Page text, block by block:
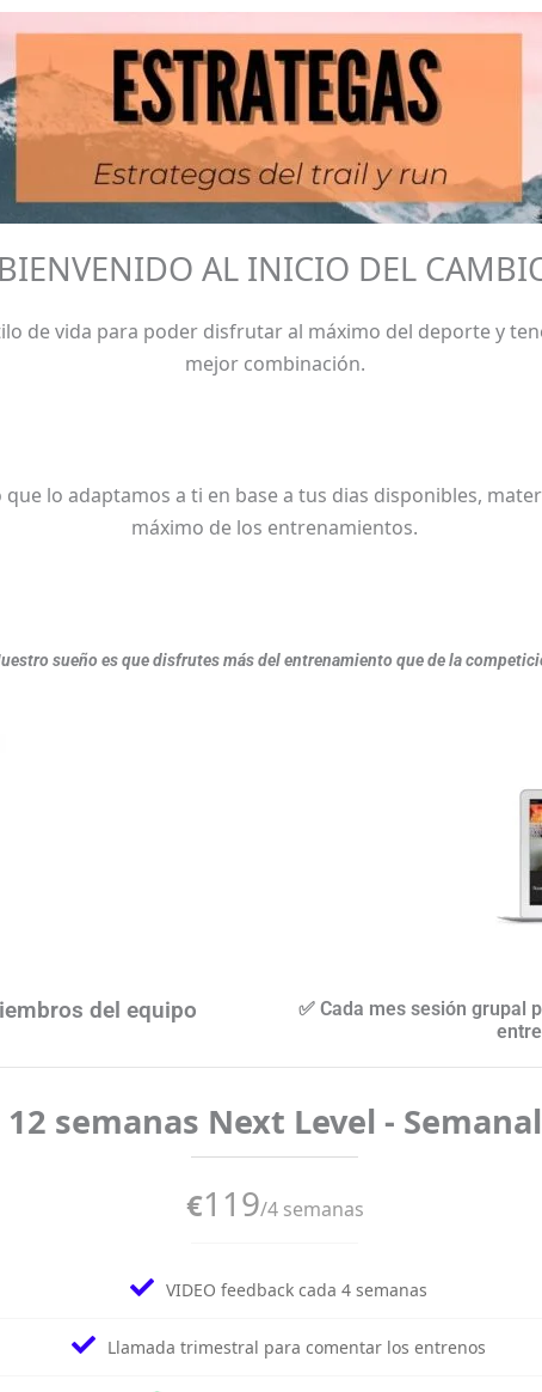
AL INICIO DEL
de vida para poder disfrutar al máximo del deporte y
mejor combinación.
lo adaptamos a ti en base a tus dias disponibles,
máximo de los entrenamientos.
sueño es que disfrutes más del entrenamiento que de la
del equipo
✅ Cada mes sesión grupal
12 semanas Next Level - Semanal
€119/4 semanas
VIDEO feedback cada 4 semanas
Llamada trimestral para comentar los entrenos